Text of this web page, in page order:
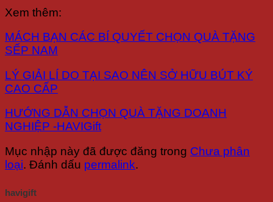
Xem thêm:
MÁCH BẠN CÁC BÍ QUYẾT CHỌN QUÀ TẶNG
SẾP NAM
LÝ GIẢI LÍ DO TẠI SAO NÊN SỞ HỮU BÚT KÝ
CAO CẤP
HƯỚNG DẪN CHỌN QUÀ TẶNG DOANH
NGHIỆP -HAVIGift
Mục nhập này đã được đăng trong Chưa phân
loại. Đánh dấu permalink.
havigift